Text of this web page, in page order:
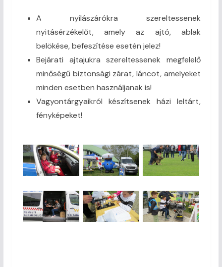
A nyílászárókra szereltessenek
nyitásérzékelőt, amely az ajtó, ablak
belökése, befeszítése esetén jelez!
Bejárati ajtajukra szereltessenek megfelelő
minőségű biztonsági zárat, láncot, amelyeket
minden esetben használjanak is!
Vagyontárgyaikról készítsenek házi leltárt,
fényképeket!